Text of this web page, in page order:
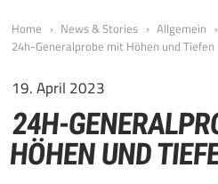
Home News & Stories
Allgemein
24h-Generalprobe mit Höhen und Tiefen
19. April 2023
24H-
HÖHEN UND